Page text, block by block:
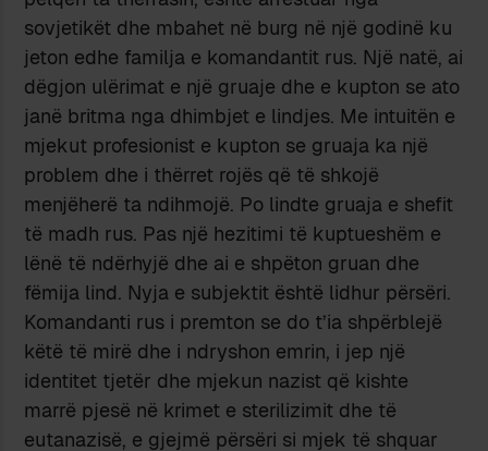
sovjetikët dhe mbahet në burg në një godinë ku
jeton edhe familja e komandantit rus. Një natë, ai
dëgjon ulërimat e një gruaje dhe e kupton se ato
janë britma nga dhimbjet e lindjes. Me intuitën e
mjekut profesionist e kupton se gruaja ka një
problem dhe i thërret rojës që të shkojë
menjëherë ta ndihmojë. Po lindte gruaja e shefit
të madh rus. Pas një hezitimi të kuptueshëm e
lënë të ndërhyjë dhe ai e shpëton gruan dhe
fëmija lind. Nyja e subjektit është lidhur përsëri.
Komandanti rus i premton se do t’ia shpërblejë
këtë të mirë dhe i ndryshon emrin, i jep një
identitet tjetër dhe mjekun nazist që kishte
marrë pjesë në krimet e sterilizimit dhe të
eutanazisë, e gjejmë përsëri si mjek të shquar